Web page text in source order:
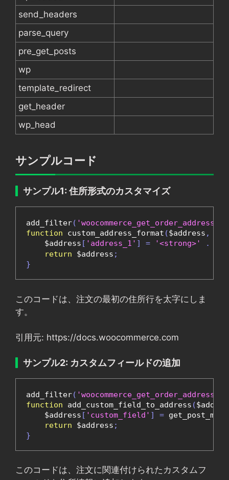
send_headers
parse_query
pre_get_posts
wp
template_redirect
get_header
wp_head
サンプルコード
サンプル1: 住所形式のカスタマイズ
add_filter( 'woocommerce_get_order_address'
function custom_address_format ($address ,
    $address
[ 'address_1' ] = '<strong>' .
return $address ;
}
このコードは、注文の最初の住所行を太字にしま
す。
引用元: https://docs.woocommerce.com
サンプル2: カスタムフィールドの追加
add_filter( 'woocommerce_get_order_address'
function add_custom_field_to_address (
    $address
[ 'custom_field' ] = get_post_meta
return $address ;
}
このコードは、注文に関連付けられたカスタムフ